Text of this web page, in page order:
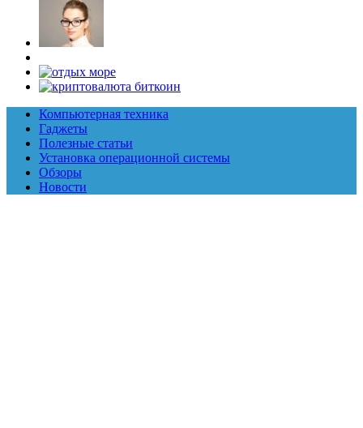
Компьютерная техника
Гаджеты
Полезные статьи
Установка операционной системы
Обзоры
Новости